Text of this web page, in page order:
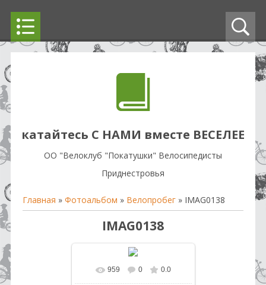
катайтесь С НАМИ вместе ВЕСЕЛЕЕ
OO "Велоклуб "Покатушки" Велосипедисты
Приднестровья
Главная » Фотоальбом » Велопробег » IMAG0138
IMAG0138
В реальном размере
959 0 0.0